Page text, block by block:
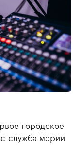
городское
служба мэрии